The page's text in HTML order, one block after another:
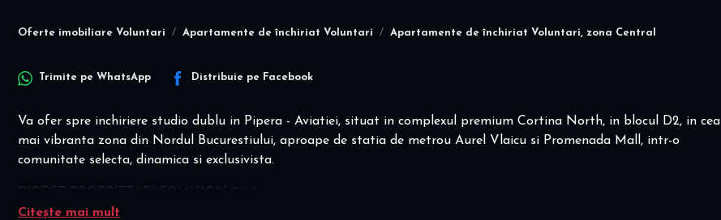
Oferte imobiliare Voluntari Apartamente de închiriat Voluntari Apartamente de închiriat Voluntari, zona Central
Trimite pe WhatsApp Distribuie pe Facebook
Va ofer spre inchiriere studio dublu in Pipera - Aviatiei, situat in complexul premium Cortina North, in blocul D2, in cea
mai vibranta zona din Nordul Bucurestiului, aproape de statia de metrou Aurel Vlaicu si Promenada Mall, intr-o
comunitate selecta, dinamica si exclusivista.
DIRECT PROPRIETAR! COMISION 0% !
Ideal expat, persoana singura! Ideal inchiriere pe termen scurt mediu - contract minim 1 luna ! Pretul se negociaza in
Citește mai mult